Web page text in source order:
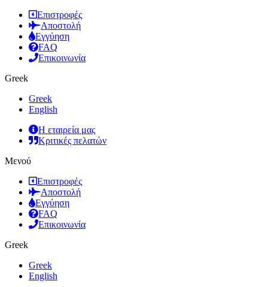
Επιστροφές
Αποστολή
Εγγύηση
FAQ
Επικοινωνία
Greek
Greek
English
Η εταιρεία μας
Κριτικές πελατών
Μενού
Επιστροφές
Αποστολή
Εγγύηση
FAQ
Επικοινωνία
Greek
Greek
English